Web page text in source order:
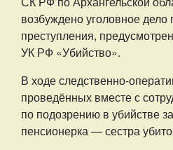
возбуждено уголовное дело
преступления,
УК РФ «Убийство».
В ходе следственно-
проведённых вместе с
по подозрению в убийстве
пенсионерка — сестра